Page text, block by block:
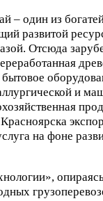
– один из
развитой
Отсюда
и
на фоне